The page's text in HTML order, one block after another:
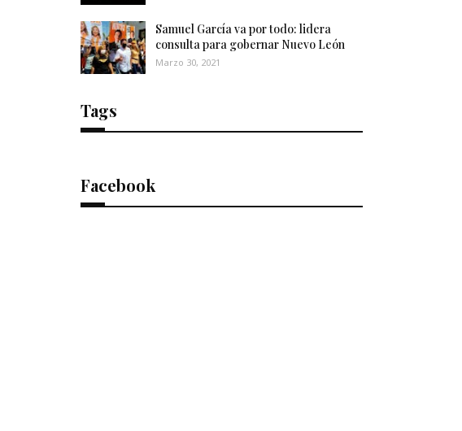
Samuel García va por todo: lidera
consulta para gobernar Nuevo León
Marzo 30, 2021
Tags
Facebook